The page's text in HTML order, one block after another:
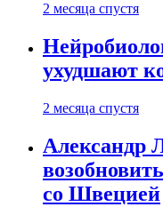
2 месяца спустя
ухудшают
2 месяца спустя
Александр
со Швецией